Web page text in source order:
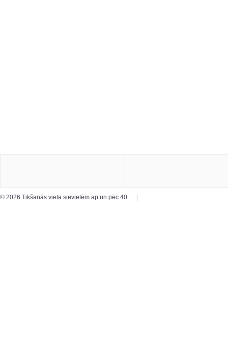
© 2026 Tikšanās vieta sievietēm ap un pēc 40…